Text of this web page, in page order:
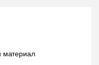
материал